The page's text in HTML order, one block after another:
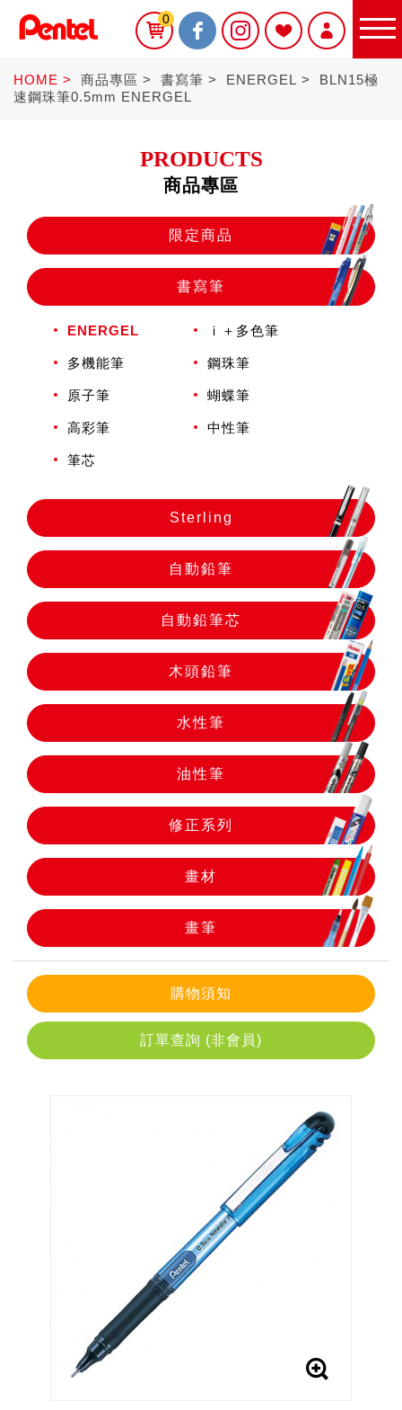
限定商品
書寫筆
木頭鉛筆
水性筆
油性筆
修正系列
畫材
畫筆
0
HOME 商品專區 書寫筆 ENERGEL
BLN15極
速鋼珠筆0.5mm ENERGEL
PRODUCTS
商品專區
限定商品
書寫筆
ENERGEL ｉ＋多色筆
多機能筆 鋼珠筆
原子筆 蝴蝶筆
高彩筆 中性筆
筆芯
Sterling
自動鉛筆
自動鉛筆芯
木頭鉛筆
水性筆
油性筆
修正系列
畫材
畫筆
購物須知
訂單查詢 (非會員)